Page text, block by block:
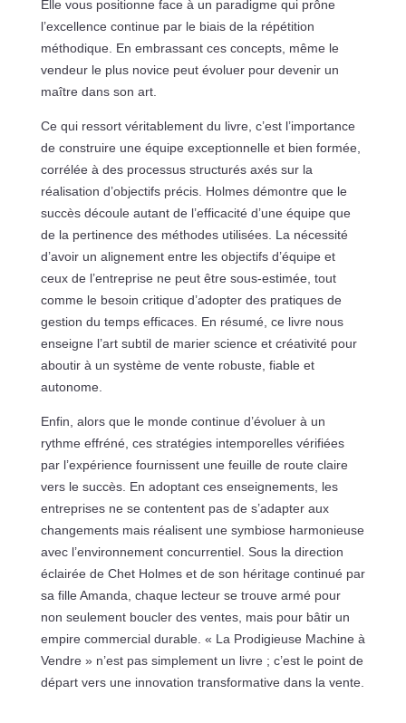
Elle vous positionne face à un paradigme qui prône
l’excellence continue par le biais de la répétition
méthodique. En embrassant ces concepts, même le
vendeur le plus novice peut évoluer pour devenir un
maître dans son art.
Ce qui ressort véritablement du livre, c’est l’importance
de construire une équipe exceptionnelle et bien formée,
corrélée à des processus structurés axés sur la
réalisation d’objectifs précis. Holmes démontre que le
succès découle autant de l’efficacité d’une équipe que
de la pertinence des méthodes utilisées. La nécessité
d’avoir un alignement entre les objectifs d’équipe et
ceux de l’entreprise ne peut être sous-estimée, tout
comme le besoin critique d’adopter des pratiques de
gestion du temps efficaces. En résumé, ce livre nous
enseigne l’art subtil de marier science et créativité pour
aboutir à un système de vente robuste, fiable et
autonome.
Enfin, alors que le monde continue d’évoluer à un
rythme effréné, ces stratégies intemporelles vérifiées
par l’expérience fournissent une feuille de route claire
vers le succès. En adoptant ces enseignements, les
entreprises ne se contentent pas de s’adapter aux
changements mais réalisent une symbiose harmonieuse
avec l’environnement concurrentiel. Sous la direction
éclairée de Chet Holmes et de son héritage continué par
sa fille Amanda, chaque lecteur se trouve armé pour
non seulement boucler des ventes, mais pour bâtir un
empire commercial durable. « La Prodigieuse Machine à
Vendre » n’est pas simplement un livre ; c’est le point de
départ vers une innovation transformative dans la vente.